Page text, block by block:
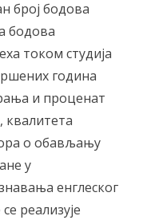
број бодова
бодова
током студија
година
и проценат
квалитета
о обављању
у
енглеског
реализује